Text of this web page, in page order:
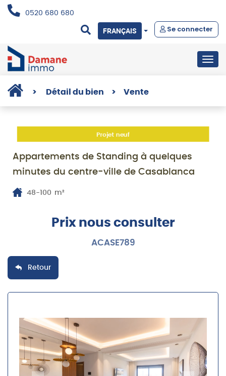
0520 680 680
Se connecter
FRANÇAIS
> Détail du bien > Vente
Projet neuf
Appartements de Standing à quelques
minutes du centre-ville de Casablanca
48-100 m²
Prix nous consulter
ACASE789
Retour